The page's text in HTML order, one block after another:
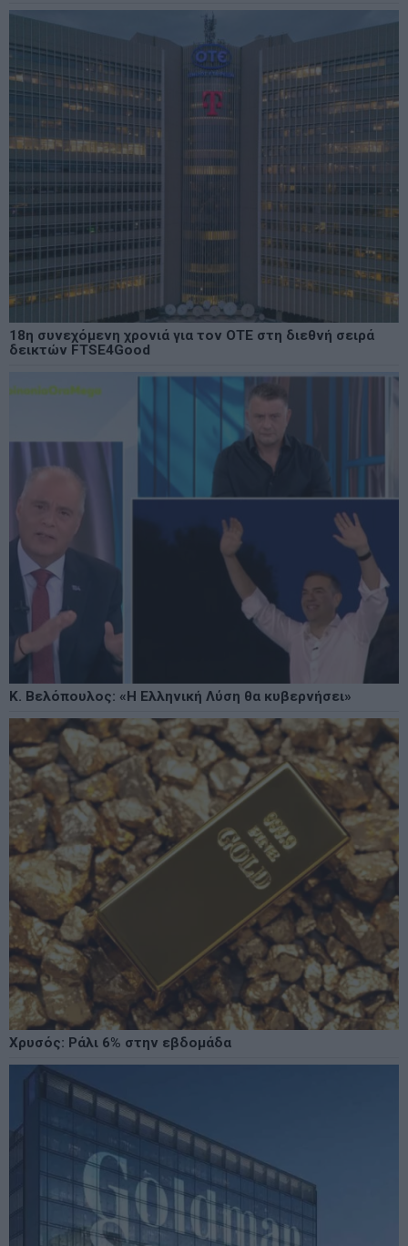
18η συνεχόμενη χρονιά για τον ΟΤΕ στη διεθνή σειρά
δεικτών FTSE4Good
Κ. Βελόπουλος: «Η Ελληνική Λύση θα κυβερνήσει»
Χρυσός: Ράλι 6% στην εβδομάδα